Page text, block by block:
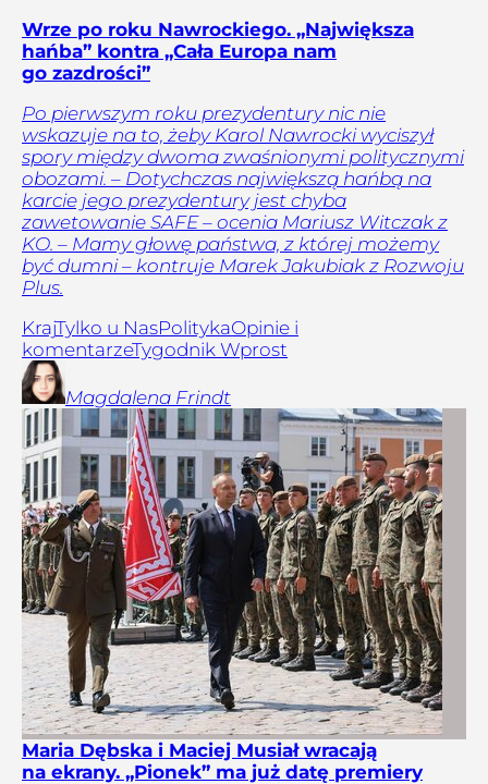
Wrze po roku Nawrockiego. „Największa
hańba” kontra „Cała Europa nam
go zazdrości”
Po pierwszym roku prezydentury nic nie
wskazuje na to, żeby Karol Nawrocki wyciszył
spory między dwoma zwaśnionymi politycznymi
obozami. – Dotychczas największą hańbą na
karcie jego prezydentury jest chyba
zawetowanie SAFE – ocenia Mariusz Witczak z
KO. – Mamy głowę państwa, z której możemy
być dumni – kontruje Marek Jakubiak z Rozwoju
Plus.
KrajTylko u NasPolitykaOpinie i
komentarzeTygodnik Wprost
Magdalena Frindt
Maria Dębska i Maciej Musiał wracają
na ekrany. „Pionek” ma już datę premiery